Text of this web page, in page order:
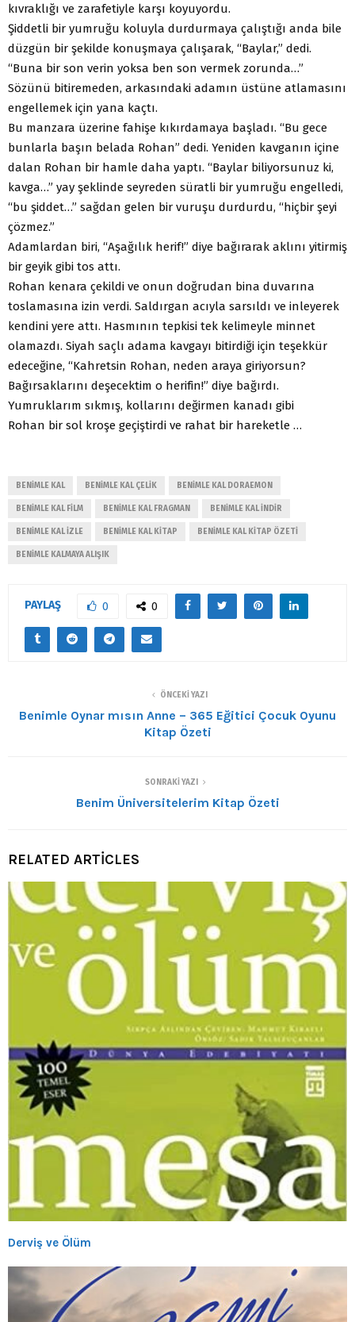
kıvraklığı ve zarafetiyle karşı koyuyordu.
Şiddetli bir yumruğu koluyla durdurmaya çalıştığı anda bile
düzgün bir şekilde konuşmaya çalışarak, “Baylar,” dedi.
“Buna bir son verin yoksa ben son vermek zorunda…”
Sözünü bitiremeden, arkasındaki adamın üstüne atlamasını
engellemek için yana kaçtı.
Bu manzara üzerine fahişe kıkırdamaya başladı. “Bu gece
bunlarla başın belada Rohan” dedi. Yeniden kavganın içine
dalan Rohan bir hamle daha yaptı. “Baylar biliyorsunuz ki,
kavga…” yay şeklinde seyreden süratli bir yumruğu engelledi,
“bu şiddet…” sağdan gelen bir vuruşu durdurdu, “hiçbir şeyi
çözmez.”
Adamlardan biri, “Aşağılık herif!” diye bağırarak aklını yitirmiş
bir geyik gibi tos attı.
Rohan kenara çekildi ve onun doğrudan bina duvarına
toslamasına izin verdi. Saldırgan acıyla sarsıldı ve inleyerek
kendini yere attı. Hasmının tepkisi tek kelimeyle minnet
olamazdı. Siyah saçlı adama kavgayı bitirdiği için teşekkür
edeceğine, “Kahretsin Rohan, neden araya giriyorsun?
Bağırsaklarını deşecektim o herifin!” diye bağırdı.
Yumruklarım sıkmış, kollarını değirmen kanadı gibi
Rohan bir sol kroşe geçiştirdi ve rahat bir hareketle …
BENIMLE KAL BENIMLE KAL ÇELIK BENIMLE KAL DORAEMON
BENIMLE KAL FILM BENIMLE KAL FRAGMAN BENIMLE KAL INDIR
BENIMLE KAL IZLE BENIMLE KAL KITAP BENIMLE KAL KITAP ÖZETI
BENIMLE KALMAYA ALIŞIK
PAYLAŞ 0 0
ÖNCEKI YAZI
Benimle Oynar mısın Anne – 365 Eğitici Çocuk Oyunu
Kitap Özeti
SONRAKI YAZI
Benim Üniversitelerim Kitap Özeti
RELATED ARTICLES
Derviş ve Ölüm